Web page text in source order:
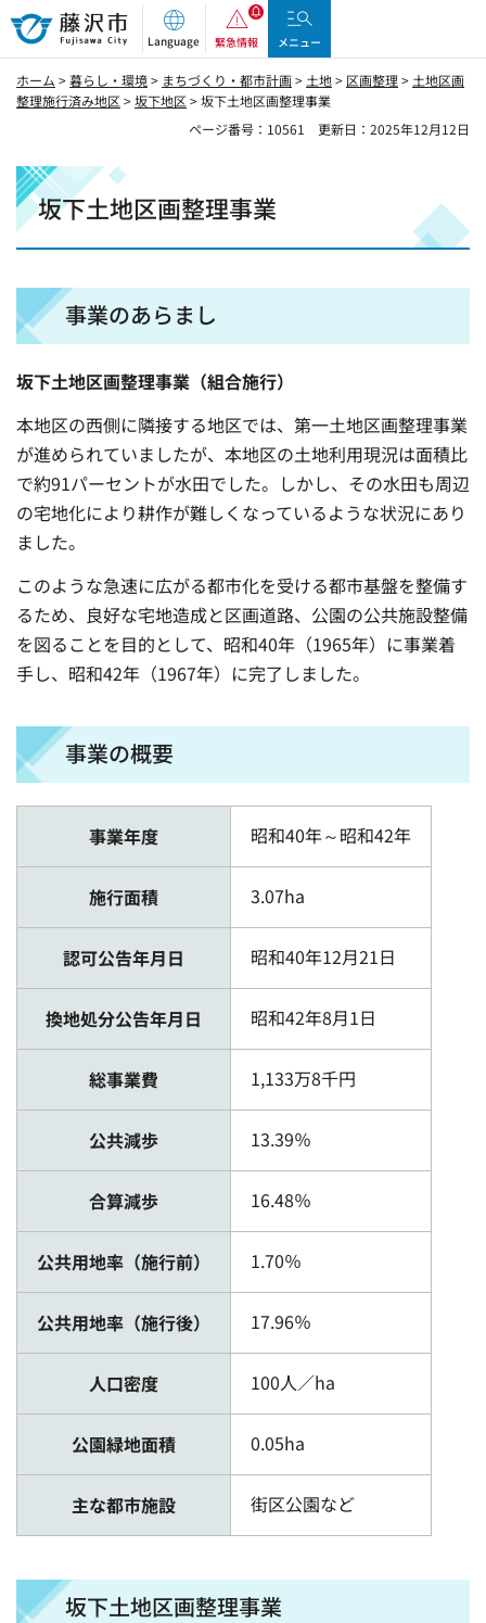
藤沢市
Language 緊急情報 メニュー
ホーム >暮らし・環境> まちづくり・都市計画> 土地> 区画整理> 土地区画
整理施行済み地区 >坂下地区 > 坂下土地区画整理事業
ページ番号：10561
更新日：2025年12月12日
坂下土地区画整理事業
事業のあらまし
坂下土地区画整理事業（組合施行）
本地区の西側に隣接する地区では、第一土地区画整理事業
が進められていましたが、本地区の土地利用現況は面積比
で約91パーセントが水田でした。しかし、その水田も周辺
の宅地化により耕作が難しくなっているような状況にあり
ました。
このような急速に広がる都市化を受ける都市基盤を整備す
るため、良好な宅地造成と区画道路、公園の公共施設整備
を図ることを目的として、昭和40年（1965年）に事業着
手し、昭和42年（1967年）に完了しました。
事業の概要
事業年度 昭和40年～昭和42年
施行面積 3.07ha
認可公告年月日 昭和40年12月21日
換地処分公告年月日 昭和42年8月1日
総事業費 1,133万8千円
公共減歩 13.39％
合算減歩 16.48％
公共用地率（施行前） 1.70％
公共用地率（施行後） 17.96％
人口密度 100人／ha
公園緑地面積 0.05ha
主な都市施設 街区公園など
坂下土地区画整理事業